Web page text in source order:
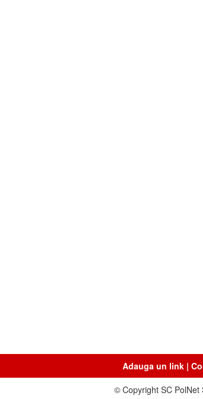
Adauga un link|
© Copyright SC PolNet